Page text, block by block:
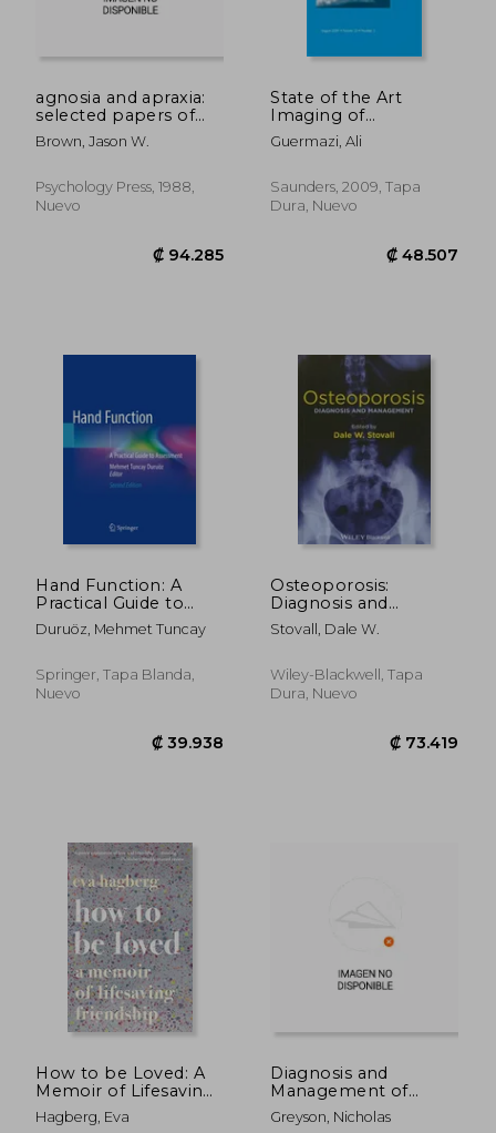
₡ 52.694
agnosia and apraxia:
selected papers of
liepmann, lange, and
p tzl (en Inglés)
Brown, Jason W.
Psychology Press, 1988,
Nuevo
State of the Art
Imaging of
Osteoarthritis, an
Issue of Rheumatic
Volume 35-3 (en
Inglés)
Guermazi, Ali
Saunders, 2009, Tapa
Dura, Nuevo
Hand Function: A
Practical Guide to
Assessment (en
Inglés)
Duruöz, Mehmet Tuncay
Springer, Tapa Blanda,
Nuevo
Osteoporosis:
Diagnosis and
Management (en
Inglés)
Stovall, Dale W.
Wiley-Blackwell, Tapa
Dura, Nuevo
How to be Loved: A
Memoir of Lifesaving
Friendship (en Inglés)
Hagberg, Eva
Diagnosis and
Management of
Rheumatic Diseases
(en Inglés)
Greyson, Nicholas